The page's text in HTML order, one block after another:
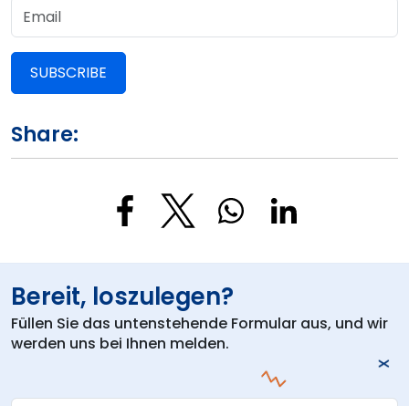
SUBSCRIBE
Share:
Bereit, loszulegen?
Füllen Sie das untenstehende Formular aus, und wir
werden uns bei Ihnen melden.